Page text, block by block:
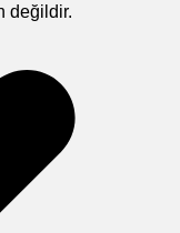
değildir.